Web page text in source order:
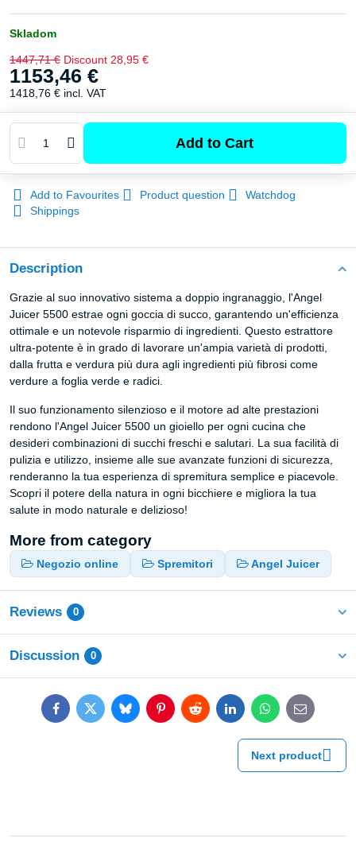
Skladom
1447,71 € Discount 28,95 €
1153,46 €
1418,76 € incl. VAT
Add to Cart
Add to Favourites Product question
Watchdog
Shippings
Description
Grazie al suo innovativo sistema a doppio ingranaggio, l'Angel
Juicer 5500 estrae ogni goccia di succo, garantendo un'efficienza
ottimale e un notevole risparmio di ingredienti. Questo estrattore
ultra-potente è in grado di lavorare un'ampia varietà di prodotti,
dalla frutta e verdura più dura agli ingredienti più fibrosi come
verdure a foglia verde e radici.
Il suo funzionamento silenzioso e il motore ad alte prestazioni
rendono l'Angel Juicer 5500 un gioiello per ogni cucina che
desideri combinazioni di succhi freschi e salutari. La sua facilità di
pulizia e utilizzo, insieme alle sue avanzate funzioni di sicurezza,
renderanno la tua esperienza di spremitura semplice e piacevole.
Scopri il potere della natura in ogni bicchiere e migliora la tua
salute in modo naturale e delizioso!
More from category
Negozio online Spremitori Angel Juicer
Reviews 0
Discussion 0
FacebookTwitterBlueskyPinterestRedditLinkedInWhatsApp
E-
mail
Next product